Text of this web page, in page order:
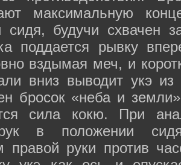
максимальную
сидя, будучи схвачен
поддается рывку
вздымая меч, и
вниз выводит укэ
бросок «неба и
сила кокю. При
в положении
правой руки против